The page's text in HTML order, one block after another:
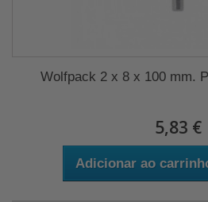
Wolfpack 2 x 8 x 100 mm.
5,83 €
Adicionar ao